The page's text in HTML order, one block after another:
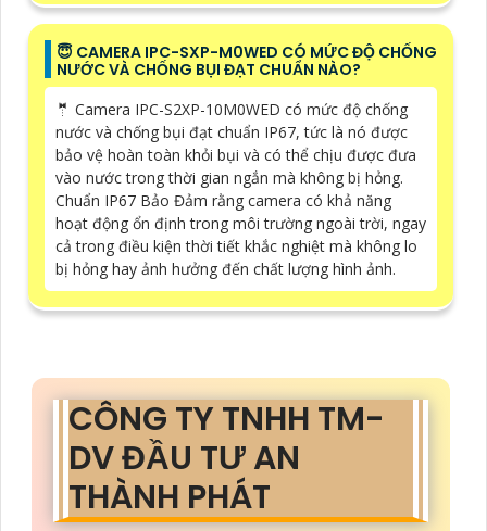
😇 CAMERA IPC-SXP-M0WED CÓ MỨC ĐỘ CHỐNG
NƯỚC VÀ CHỐNG BỤI ĐẠT CHUẨN NÀO?
🤵 Camera IPC-S2XP-10M0WED có mức độ chống
nước và chống bụi đạt chuẩn IP67, tức là nó được
bảo vệ hoàn toàn khỏi bụi và có thể chịu được đưa
vào nước trong thời gian ngắn mà không bị hỏng.
Chuẩn IP67 Bảo Đảm rằng camera có khả năng
hoạt động ổn định trong môi trường ngoài trời, ngay
cả trong điều kiện thời tiết khắc nghiệt mà không lo
bị hỏng hay ảnh hưởng đến chất lượng hình ảnh.
CÔNG TY TNHH TM-
DV ĐẦU TƯ AN
THÀNH PHÁT